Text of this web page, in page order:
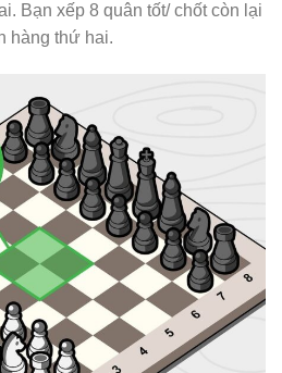
Bạn xếp 8 quân tốt/ chốt còn lại
hàng thứ hai.